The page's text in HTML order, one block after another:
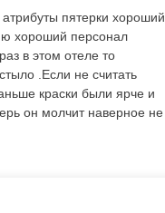
пятерки хороший
хороший персонал
в этом отеле то
.Если не считать
краски были ярче и
он молчит наверное не